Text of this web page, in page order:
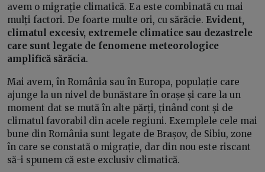
avem o migrație climatică. Ea este combinată cu mai
mulți factori. De foarte multe ori, cu sărăcie. Evident,
climatul excesiv, extremele climatice sau dezastrele
care sunt legate de fenomene meteorologice
amplifică sărăcia.
Mai avem, în România sau în Europa, populație care
ajunge la un nivel de bunăstare în orașe și care la un
moment dat se mută în alte părți, ținând cont și de
climatul favorabil din acele regiuni. Exemplele cele mai
bune din România sunt legate de Brașov, de Sibiu, zone
în care se constată o migrație, dar din nou este riscant
să-i spunem că este exclusiv climatică.